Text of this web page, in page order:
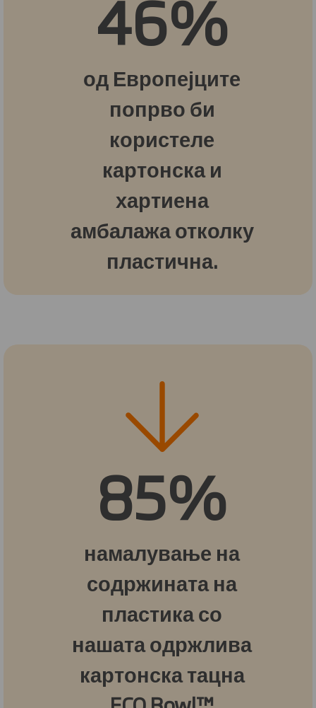
46%
од Европејците
попрво би
користеле
картонска и
хартиена
амбалажа отколку
пластична.
85%
намалување на
содржината на
пластика со
нашата одржлива
картонска тацна